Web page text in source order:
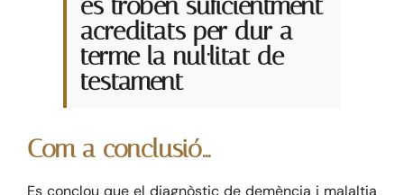
acreditats per dur a
terme la nul·litat de
testament
Com a conclusió…